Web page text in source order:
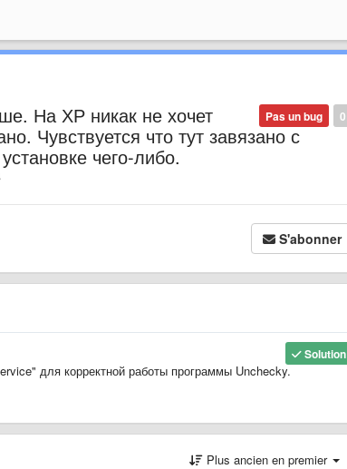
0
Pas un bug
На ХР никак не хочет
Чувствуется что тут завязано с
чего-либо.
S'abonner
Solution
для корректной работы программы Unchecky.
Plus ancien en premier